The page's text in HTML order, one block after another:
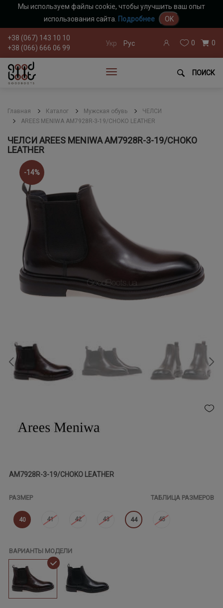
Мы используем файлы cookie, чтобы улучшить ваш опыт
использования сайта. Подробнее OK
+38 (067) 143 10 10
+38 (066) 666 06 99
Укр Рус 0 0
ПОИСК
Главная Каталог Мужская обувь
ЧЕЛСИ
AREES MENIWA AM7928R-3-19/CHOKO LEATHER
ЧЕЛСИ AREES MENIWA AM7928R-3-19/CHOKO
LEATHER
-14%
AM7928R-3-19/CHOKO LEATHER
РАЗМЕР ТАБЛИЦА РАЗМЕРОВ
40 41 42 43 44 45
ВАРИАНТЫ МОДЕЛИ